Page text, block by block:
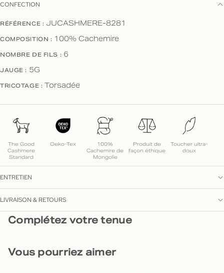
CONFECTION
RÉFÉRENCE : JUCASHMERE-8281
COMPOSITION : 100% Cachemire
NOMBRE DE FILS : 6
JAUGE : 5G
TRICOTAGE : Torsadée
The Good
Cashmere
Standard
Oeko-Tex
100%
Cachemire de
Mongolie
Produit de
façon éthique
Toucher ultra-
doux
ENTRETIEN
LIVRAISON & RETOURS
Complétez votre tenue
Vous pourriez aimer